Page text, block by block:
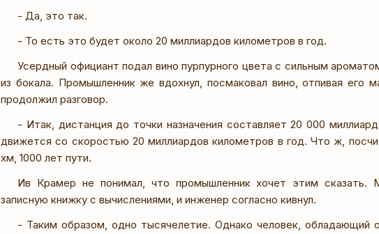
- Да, это так.
- То есть это будет около 20 миллиардов километров в год.
Усердный официант подал вино пурпурного цвета с сильным
из бокала. Промышленник же вдохнул, посмаковал вино, отпивая его
продолжил разговор.
- Итак, дистанция до точки назначения составляет 20 000
движется со скоростью 20 миллиардов километров в год. Что ж,
хм, 1000 лет пути.
Ив Крамер не понимал, что промышленник хочет этим сказать.
записную книжку с вычислениями, и инженер согласно кивнул.
- Таким образом, одно тысячелетие. Однако человек, обладающий